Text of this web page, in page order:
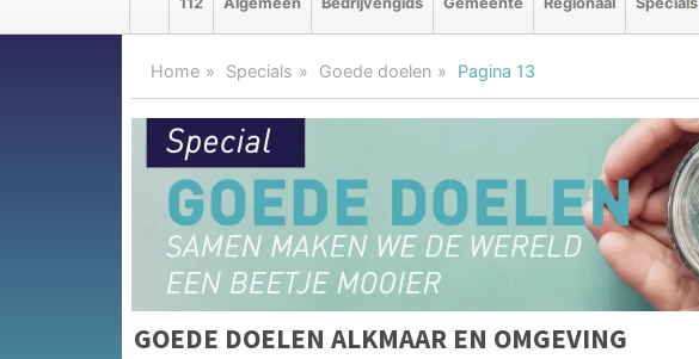
Home Specials Goede doelen Pagina 13
GOEDE DOELEN ALKMAAR EN OMGEVING